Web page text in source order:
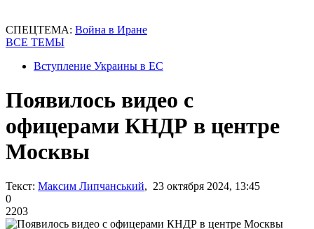
СПЕЦТЕМА: Война в Иране
ВСЕ ТЕМЫ
Вступление Украины в ЕС
Появилось видео с
офицерами КНДР в центре
Москвы
Текст: Максим Липчанський, 23 октября 2024, 13:45
0
2203